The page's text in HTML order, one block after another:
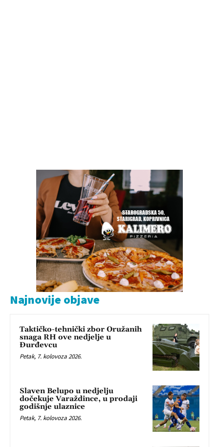
Najnovije objave
Taktičko-tehnički zbor Oružanih
snaga RH ove nedjelje u
Đurđevcu
Petak, 7. kolovoza 2026.
Slaven Belupo u nedjelju
dočekuje Varaždince, u prodaji
godišnje ulaznice
Petak, 7. kolovoza 2026.